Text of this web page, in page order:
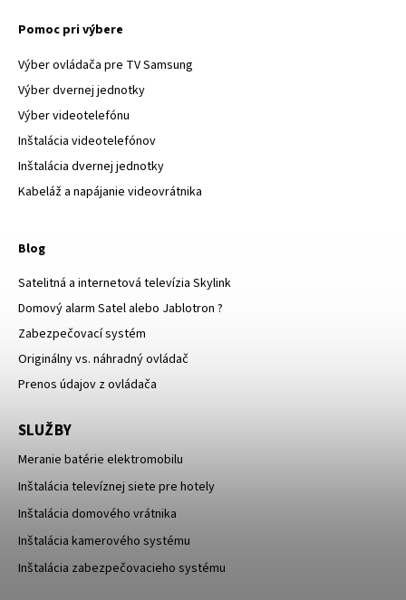
Pomoc pri výbere
Výber ovládača pre TV Samsung
Výber dvernej jednotky
Výber videotelefónu
Inštalácia videotelefónov
Inštalácia dvernej jednotky
Kabeláž a napájanie videovrátnika
Blog
Satelitná a internetová televízia Skylink
Domový alarm Satel alebo Jablotron ?
Zabezpečovací systém
Originálny vs. náhradný ovládač
Prenos údajov z ovládača
SLUŽBY
Meranie batérie elektromobilu
Inštalácia televíznej siete pre hotely
Inštalácia domového vrátnika
Inštalácia kamerového systému
Inštalácia zabezpečovacieho systému